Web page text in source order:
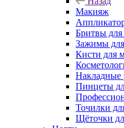
Макияж
Бритвы для
Зажимы
Кисти для
Накладные
Пинцеты
Точилки
Щёточки